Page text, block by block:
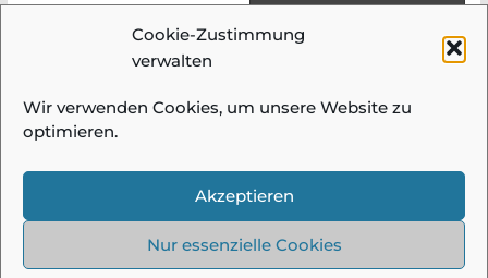
Cookie-Zustimmung
verwalten
Wir verwenden Cookies, um unsere Website zu
optimieren.
Akzeptieren
Nur essenzielle Cookies
Datenschutz| Alle Bilder und Beiträge auf
diesen Seiten sind urheberrechtlich
geschützt und dürfen ohne Einwilligung
nicht verwendet werden!